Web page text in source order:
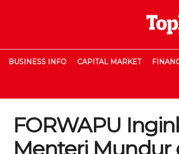
BUSINESS INFO CAPITAL MARKET
FORWAPU
Menteri Mundur